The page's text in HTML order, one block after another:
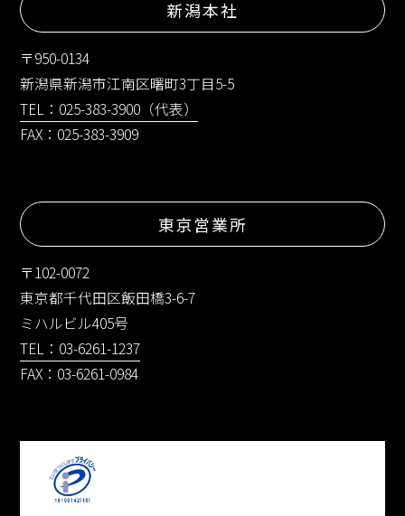
新潟本社
〒950-0134
新潟県新潟市江南区曙町3丁目5-5
TEL：025-383-3900（代表）
FAX：025-383-3909
東京営業所
〒102-0072
東京都千代田区飯田橋3-6-7
ミハルビル405号
TEL：03-6261-1237
FAX：03-6261-0984